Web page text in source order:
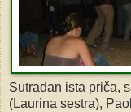
Sutradan ista priča,
(Laurina sestra),